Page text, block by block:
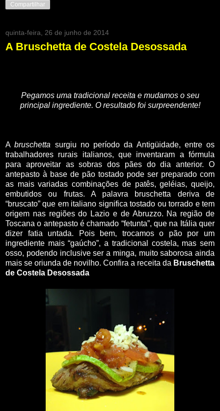
Compartilhar
quinta-feira, 26 de junho de 2014
A Bruschetta de Costela Desossada
Pegamos uma tradicional receita e mudamos o seu
principal ingrediente. O resultado foi surpreendente!
Abruschetta surgiu no período da Antigüidade, entre os
trabalhadores rurais italianos, que inventaram a fórmula
para aproveitar as sobras dos pães do dia anterior. O
antepasto à base de pão tostado pode ser preparado com
as mais variadas combinações de patês, geléias, queijo,
embutidos ou frutas. A palavra bruschetta deriva de
“bruscato” que em italiano significa tostado ou torrado e tem
origem nas regiões do Lazio e de Abruzzo. Na região de
Toscana o antepasto é chamado “fetunta”, que na Itália quer
dizer fatia untada. Pois bem, trocamos o pão por um
ingrediente mais “gaúcho”, a tradicional costela, mas sem
osso, podendo inclusive ser a minga, muito saborosa ainda
mais se oriunda de novilho. Confira a receita da Bruschetta
de Costela Desossada